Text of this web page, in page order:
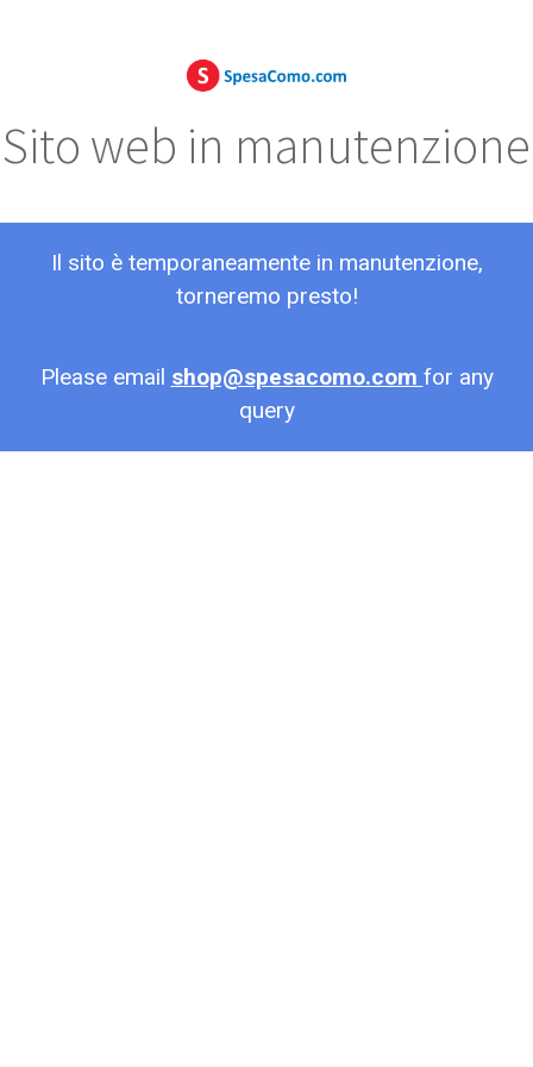
Sito web in manutenzione
Il sito è temporaneamente in manutenzione,
torneremo presto!
Please email shop@spesacomo.com for any
query